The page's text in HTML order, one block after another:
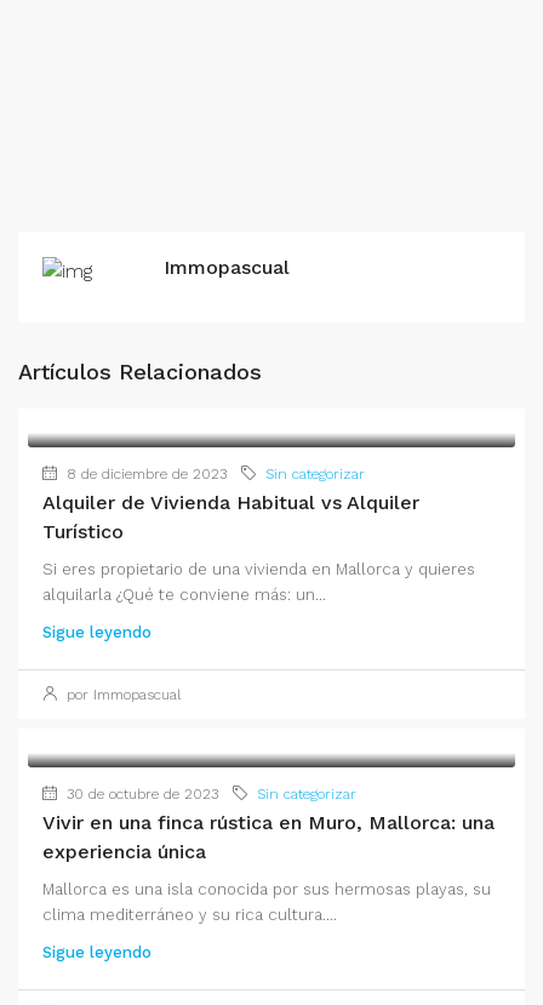
Immopascual
Artículos Relacionados
8 de diciembre de 2023 Sin categorizar
Alquiler de Vivienda Habitual vs Alquiler
Turístico
Si eres propietario de una vivienda en Mallorca y quieres
alquilarla ¿Qué te conviene más: un...
Sigue leyendo
por Immopascual
30 de octubre de 2023 Sin categorizar
Vivir en una finca rústica en Muro, Mallorca: una
experiencia única
Mallorca es una isla conocida por sus hermosas playas, su
clima mediterráneo y su rica cultura....
Sigue leyendo